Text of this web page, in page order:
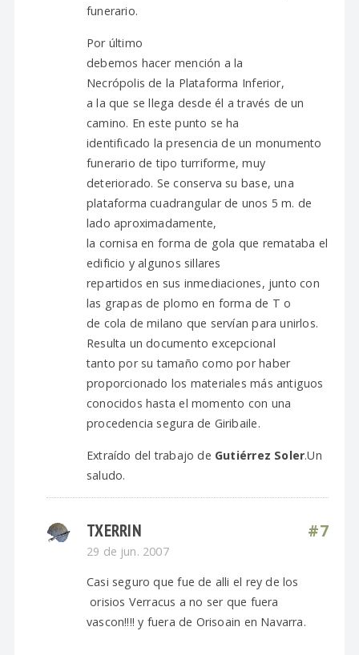
funerario.
Por último
debemos hacer mención a la
Necrópolis de la Plataforma Inferior,
a la que se llega desde él a través de un
camino. En este punto se ha
identificado la presencia de un monumento
funerario de tipo turriforme, muy
deteriorado. Se conserva su base, una
plataforma cuadrangular de unos 5 m. de
lado aproximadamente,
la cornisa en forma de gola que remataba el
edificio y algunos sillares
repartidos en sus inmediaciones, junto con
las grapas de plomo en forma de T o
de cola de milano que servían para unirlos.
Resulta un documento excepcional
tanto por su tamaño como por haber
proporcionado los materiales más antiguos
conocidos hasta el momento con una
procedencia segura de Giribaile.
Extraído del trabajo de Gutiérrez Soler.Un
saludo.
#7
TXERRIN
29 de jun. 2007
Casi seguro que fue de alli el rey de los
orisios Verracus a no ser que fuera
vascon!!!! y fuera de Orisoain en Navarra.